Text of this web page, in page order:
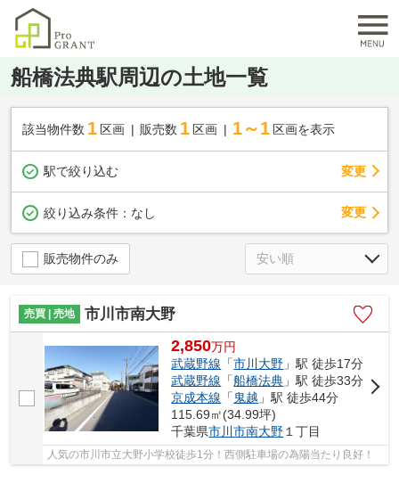
船橋法典駅周辺の土地一覧
該当物件数 1 区画 販売数 1 区画 1～1 区画を表示
駅で絞り込む 変更
絞り込み条件： なし 変更
販売物件のみ
売買 | 売地 市川市南大野
2,850万円
武蔵野線 「市川大野 」駅 徒歩17分
武蔵野線 「船橋法典 」駅 徒歩33分
京成本線 「 鬼越 」駅 徒歩44分
115.69㎡(34.99坪)
千葉県市川市南大野 １丁目
人気の市川市立大野小学校徒歩1分！西側駐車場の為陽当たり良好！